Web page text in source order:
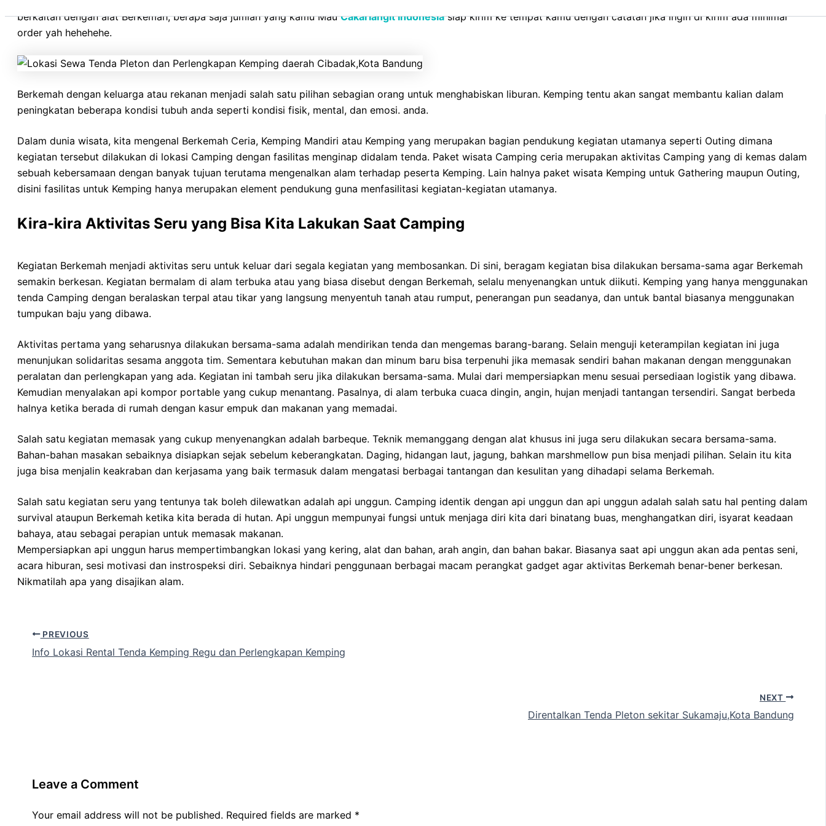
berkaitan dengan alat Berkemah, berapa saja jumlah yang kamu MauCakarlangit Indonesiasiap kirim ke tempat kamu dengan catatan jika ingin di kirim ada minimal
order yah hehehehe.
Berkemah dengan keluarga atau rekanan menjadi salah satu pilihan sebagian orang untuk menghabiskan liburan. Kemping tentu akan sangat membantu kalian dalam
peningkatan beberapa kondisi tubuh anda seperti kondisi fisik, mental, dan emosi. anda.
Dalam dunia wisata, kita mengenal Berkemah Ceria, Kemping Mandiri atau Kemping yang merupakan bagian pendukung kegiatan utamanya seperti Outing dimana
kegiatan tersebut dilakukan di lokasi Camping dengan fasilitas menginap didalam tenda. Paket wisata Camping ceria merupakan aktivitas Camping yang di kemas dalam
sebuah kebersamaan dengan banyak tujuan terutama mengenalkan alam terhadap peserta Kemping. Lain halnya paket wisata Kemping untuk Gathering maupun Outing,
disini fasilitas untuk Kemping hanya merupakan element pendukung guna menfasilitasi kegiatan-kegiatan utamanya.
Kira-kira Aktivitas Seru yang Bisa Kita Lakukan Saat Camping
Kegiatan Berkemah menjadi aktivitas seru untuk keluar dari segala kegiatan yang membosankan. Di sini, beragam kegiatan bisa dilakukan bersama-sama agar Berkemah
semakin berkesan. Kegiatan bermalam di alam terbuka atau yang biasa disebut dengan Berkemah, selalu menyenangkan untuk diikuti. Kemping yang hanya menggunakan
tenda Camping dengan beralaskan terpal atau tikar yang langsung menyentuh tanah atau rumput, penerangan pun seadanya, dan untuk bantal biasanya menggunakan
tumpukan baju yang dibawa.
Aktivitas pertama yang seharusnya dilakukan bersama-sama adalah mendirikan tenda dan mengemas barang-barang. Selain menguji keterampilan kegiatan ini juga
menunjukan solidaritas sesama anggota tim. Sementara kebutuhan makan dan minum baru bisa terpenuhi jika memasak sendiri bahan makanan dengan menggunakan
peralatan dan perlengkapan yang ada. Kegiatan ini tambah seru jika dilakukan bersama-sama. Mulai dari mempersiapkan menu sesuai persediaan logistik yang dibawa.
Kemudian menyalakan api kompor portable yang cukup menantang. Pasalnya, di alam terbuka cuaca dingin, angin, hujan menjadi tantangan tersendiri. Sangat berbeda
halnya ketika berada di rumah dengan kasur empuk dan makanan yang memadai.
Salah satu kegiatan memasak yang cukup menyenangkan adalah barbeque. Teknik memanggang dengan alat khusus ini juga seru dilakukan secara bersama-sama.
Bahan-bahan masakan sebaiknya disiapkan sejak sebelum keberangkatan. Daging, hidangan laut, jagung, bahkan marshmellow pun bisa menjadi pilihan. Selain itu kita
juga bisa menjalin keakraban dan kerjasama yang baik termasuk dalam mengatasi berbagai tantangan dan kesulitan yang dihadapi selama Berkemah.
Salah satu kegiatan seru yang tentunya tak boleh dilewatkan adalah api unggun. Camping identik dengan api unggun dan api unggun adalah salah satu hal penting dalam
survival ataupun Berkemah ketika kita berada di hutan. Api unggun mempunyai fungsi untuk menjaga diri kita dari binatang buas, menghangatkan diri, isyarat keadaan
bahaya, atau sebagai perapian untuk memasak makanan.
Mempersiapkan api unggun harus mempertimbangkan lokasi yang kering, alat dan bahan, arah angin, dan bahan bakar. Biasanya saat api unggun akan ada pentas seni,
acara hiburan, sesi motivasi dan instrospeksi diri. Sebaiknya hindari penggunaan berbagai macam perangkat gadget agar aktivitas Berkemah benar-bener berkesan.
Nikmatilah apa yang disajikan alam.
PREVIOUS
Info Lokasi Rental Tenda Kemping Regu dan Perlengkapan Kemping
NEXT
Direntalkan Tenda Pleton sekitar Sukamaju,Kota Bandung
Leave a Comment
Your email address will not be published. Required fields are marked *